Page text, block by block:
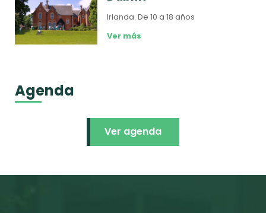
Irlanda.De 10 a 18 años
Ver más
Agenda
Ver agenda